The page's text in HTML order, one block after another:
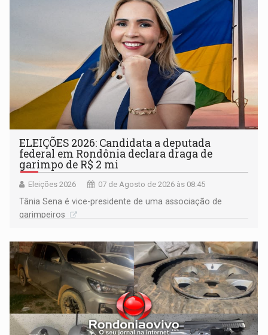
ELEIÇÕES 2026: Candidata a deputada
federal em Rondônia declara draga de
garimpo de R$ 2 mi
Eleições 2026 07 de Agosto de 2026 às 08:45
Tânia Sena é vice-presidente de uma associação de
garimpeiros